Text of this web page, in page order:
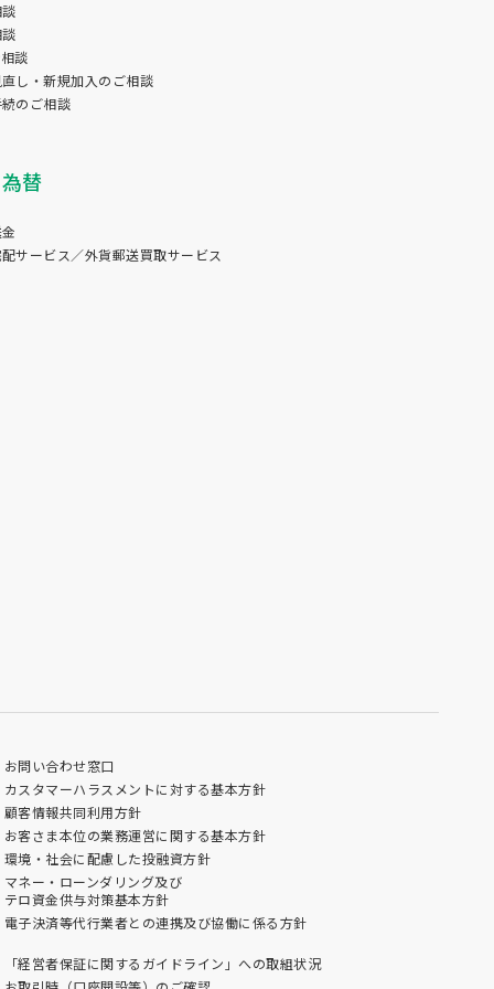
談
し・新規加入のご相談
のご相談
替
サービス／外貨郵送買取サービス
お問い合わせ窓口
カスタマーハラスメントに対する基本方針
顧客情報共同利用方針
お客さま本位の業務運営に関する基本方針
環境・社会に配慮した投融資方針
マネー・ローンダリング及び
テロ資金供与対策基本方針
電子決済等代行業者との連携及び協働に係る方針
「経営者保証に関するガイドライン」への取組状況